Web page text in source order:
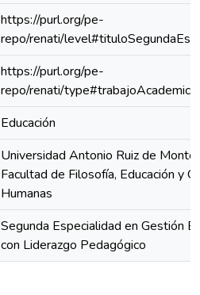
https://purl.org/pe-
repo/renati/
https://purl.org/pe-
repo/renati/type#trabajoAcademico
Educación
Universidad Antonio Ruiz de
Facultad de Filosofía, Educación y
Humanas
Segunda Especialidad en Gestión
con Liderazgo Pedagógico